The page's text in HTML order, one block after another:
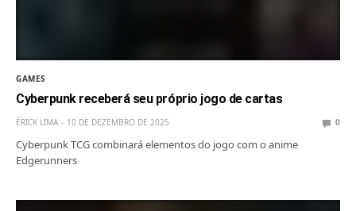
GAMES
Cyberpunk receberá seu próprio jogo de cartas
ÉRICK LIMA 10 DE DEZEMBRO DE 2025 0
Cyberpunk TCG combinará elementos do jogo com o anime
Edgerunners